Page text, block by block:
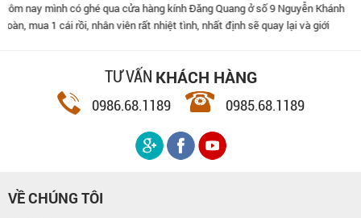
ghé qua cửa hàng kính Đăng Quang ở số 9 Nguyễn Khánh
rồi, nhân viên rất nhiệt tình, nhất định sẽ quay lại và giới
Đã dùng kính
thái độ phục
TƯ VẤN KHÁCH HÀNG
0986.68.1189 0985.68.1189
VỀ CHÚNG TÔI